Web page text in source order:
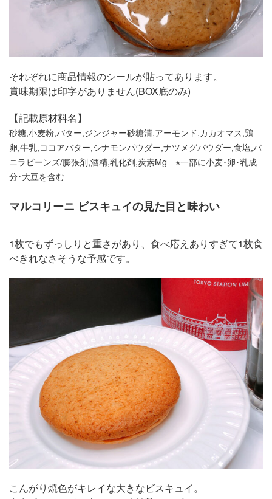
それぞれに商品情報のシールが貼ってあります。
賞味期限は印字がありません(BOX底のみ)
【記載原材料名】
砂糖,小麦粉,バター,ジンジャー砂糖清,アーモンド,カカオマス,鶏
卵,牛乳,ココアバター,シナモンパウダー,ナツメグパウダー,食塩,バ
ニラビーンズ/膨張剤,酒精,乳化剤,炭素Mg ※一部に小麦･卵･乳成
分･大豆を含む
マルコリーニ ビスキュイの見た目と味わい
1枚でもずっしりと重さがあり、食べ応えありすぎて1枚食
べきれなさそうな予感です。
こんがり焼色がキレイな大きなビスキュイ。